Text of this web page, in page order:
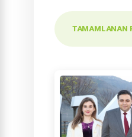
TAMAMLANAN